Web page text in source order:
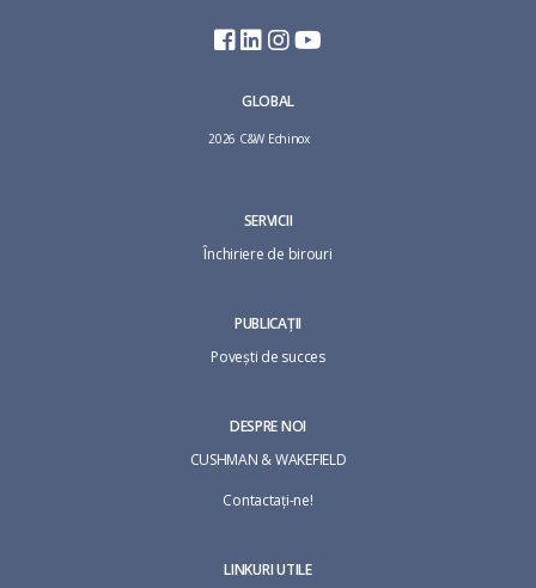
GLOBAL
2026 C&W Echinox
SERVICII
Închiriere de birouri
PUBLICAȚII
Povești de succes
DESPRE NOI
CUSHMAN & WAKEFIELD
Contactaţi-ne!
LINKURI UTILE